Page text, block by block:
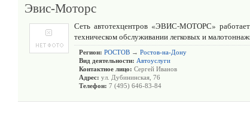
Эвис-Моторс
Сеть автотехцентров «ЭВИС-МОТОРС»
техническом обслуживании легковых и
Регион: РОСТОВ → Ростов-на-Дону
Вид деятельности: Автоуслуги
Контактное лицо: Сергей Иванов
Адрес: ул. Дубининская, 76
Телефон: 7 (495) 646-83-84